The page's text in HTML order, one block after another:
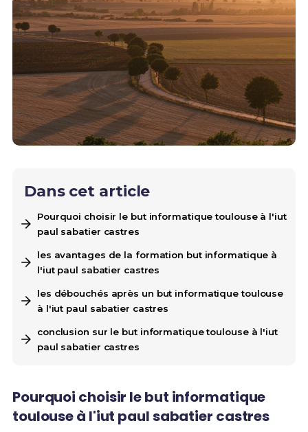
Dans cet article
Pourquoi choisir le but informatique toulouse à l'iut
paul sabatier castres
les avantages de la formation but informatique à
l'iut paul sabatier castres
les débouchés après un but informatique toulouse
à l'iut paul sabatier castres
conclusion sur le but informatique toulouse à l'iut
paul sabatier castres
Pourquoi choisir le but informatique
toulouse à l'iut paul sabatier castres